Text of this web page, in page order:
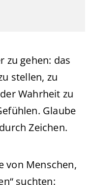
zu gehen: das
stellen, zu
Wahrheit zu
Glaube
Zeichen.
von Menschen,
suchten: